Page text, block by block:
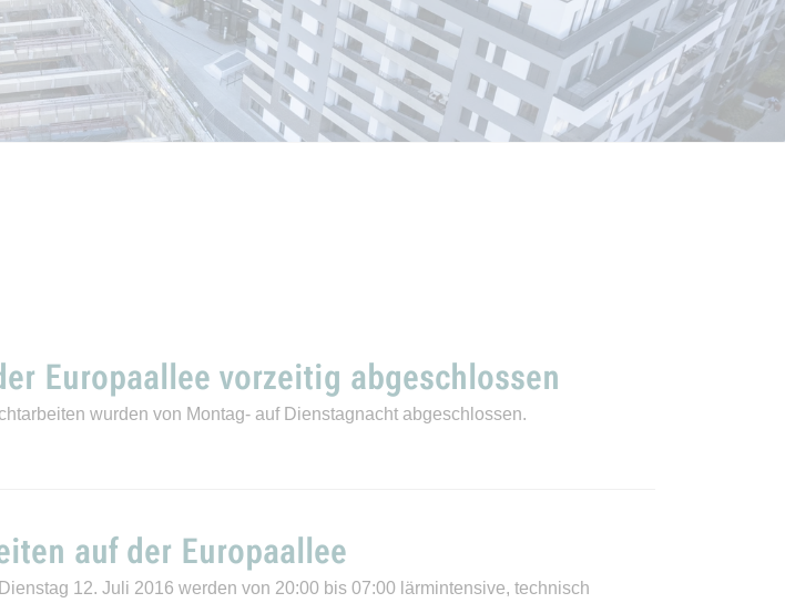
Europaallee vorzeitig abgeschlossen
wurden von Montag- auf Dienstagnacht abgeschlossen.
auf der Europaallee
12. Juli 2016 werden von 20:00 bis 07:00 lärmintensive, technisch